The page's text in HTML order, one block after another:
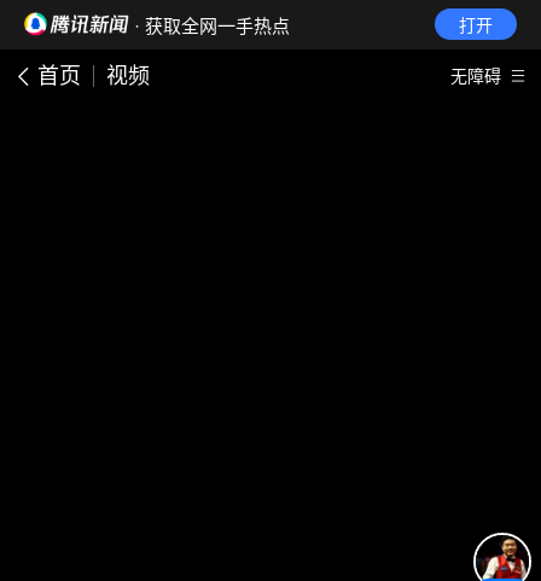
· 获取全网一手热点 打开
首页 视频 无障碍